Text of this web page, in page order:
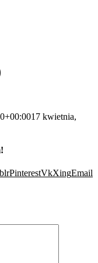
17 kwietnia,
PinterestVkXingEmail